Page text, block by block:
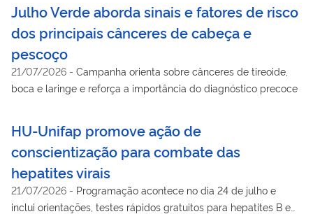
Julho Verde aborda sinais e fatores de risco
dos principais cânceres de cabeça e
pescoço
21/07/2026 - Campanha orienta sobre cânceres de tireoide,
boca e laringe e reforça a importância do diagnóstico precoce
HU-Unifap promove ação de
conscientização para combate das
hepatites virais
21/07/2026 - Programação acontece no dia 24 de julho e
inclui orientações, testes rápidos gratuitos para hepatites B e